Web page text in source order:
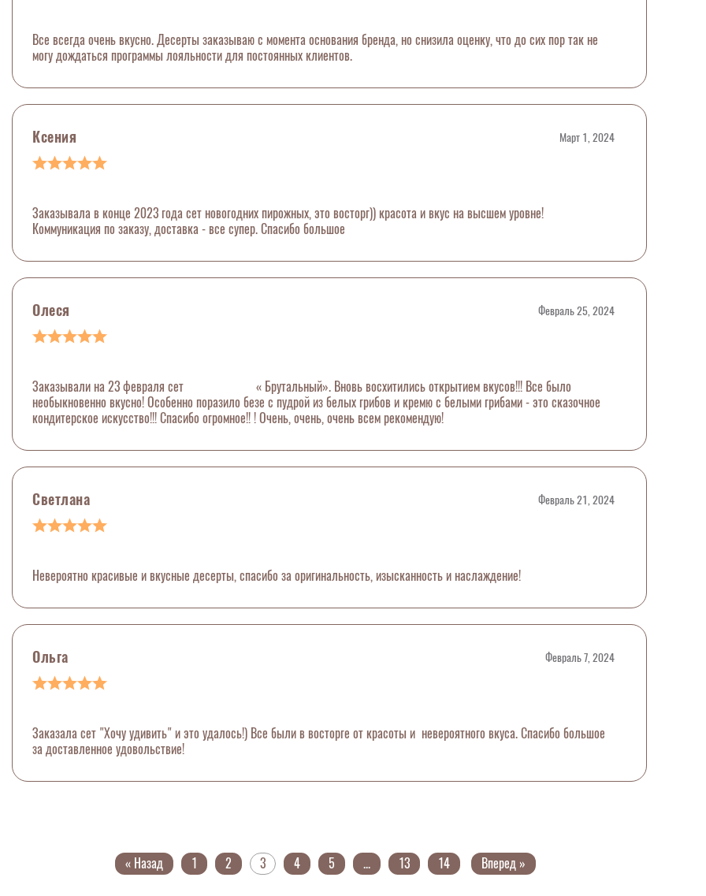
Все всегда очень вкусно. Десерты заказываю с момента основания бренда, но снизила оценку, что до сих пор так не
могу дождаться программы лояльности для постоянных клиентов.
Ксения Март 1, 2024
Заказывала в конце 2023 года сет новогодних пирожных, это восторг)) красота и вкус на высшем уровне!
Коммуникация по заказу, доставка - все супер. Спасибо большое
Олеся Февраль 25, 2024
Заказывали на 23 февраля сет « Брутальный». Вновь восхитились открытием вкусов!!! Все было
необыкновенно вкусно! Особенно поразило безе с пудрой из белых грибов и кремю с белыми грибами - это сказочное
кондитерское искусство!!! Спасибо огромное!! ! Очень, очень, очень всем рекомендую!
Светлана Февраль 21, 2024
Невероятно красивые и вкусные десерты, спасибо за оригинальность, изысканность и наслаждение!
Ольга Февраль 7, 2024
Заказала сет "Хочу удивить" и это удалось!) Все были в восторге от красоты и невероятного вкуса. Спасибо большое
за доставленное удовольствие!
« Назад 1 2 3 4 5 ... 13 14 Вперед »